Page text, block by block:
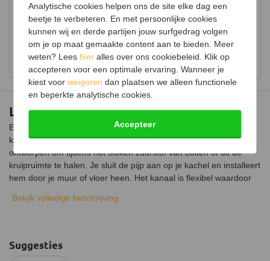
Luchttoevoerset Ø150mm compleet
Een externe luchttoevoer is de perfecte oplossing wanneer je
kachel teveel zuurstof uit de kamer onttrekt. Het product is
ontworpen om tijdens het stoken zuurstof van buiten of uit de
kruipruimte te halen. Je sluit de pijp aan op je kachel en installeert
hem door je muur of vloer heen. Het kanaal is flexibel waardoor
worden.
Bekijk volledige beschrijving
Advies in onze showroom
Bezoek onze showroom voor uitgebreid advies over
houtkachels.
Bekijk showroom en maak een afspraak
Suggesties
Analytische cookies helpen ons de site elke dag een
beetje te verbeteren. En met persoonlijke cookies
kunnen wij en derde partijen jouw surfgedrag volgen
om je op maat gemaakte content aan te bieden. Meer
weten? Lees hier alles over ons cookiebeleid. Klik op
accepteren voor een optimale ervaring. Wanneer je
kiest voorweigeren dan plaatsen we alleen functionele
en beperkte analytische cookies.
Accepteer